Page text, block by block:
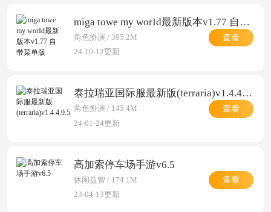
miga towe my worId最新版本v1.77 自带菜单版
角色扮演 / 395.2M
24-10-12更新
查看
泰拉瑞亚国际服最新版(terraria)v1.4.4.9.5
角色扮演 / 145.4M
24-01-24更新
查看
高加索停车场手游v6.5
休闲益智 / 174.1M
23-04-13更新
查看